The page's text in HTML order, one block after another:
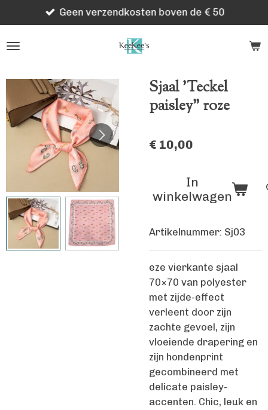
direct
naar
Geen verzendkosten boven de € 50
Sjaal 'Teckel
paisley" roze
€ 10,00
In
winkelwagen
Artikelnummer: Sj03
eze vierkante sjaal
70×70 van polyester
met zijde-effect
verleent door zijn
zachte gevoel, zijn
vloeiende drapering en
zijn hondenprint
gecombineerd met
delicate paisley-
accenten. Chic, leuk en